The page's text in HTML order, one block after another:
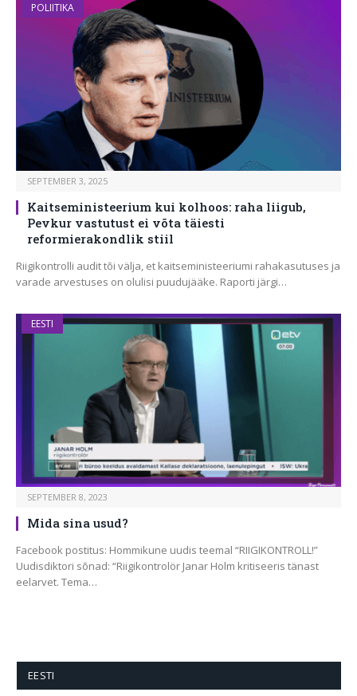
POLIITIKA
SEPTEMBER 3, 2025
Kaitseministeerium kui kolhoos: raha liigub,
Pevkur vastutust ei võta täiesti
reformierakondlik stiil
Riigikontrolli audit tõi välja, et kaitseministeeriumi rahakasutuses ja
varade arvestuses on olulisi puudujääke. Raporti järgi…
EESTI
SEPTEMBER 8, 2023
Mida sina usud?
Facebook postitus: Hommikune uudis teemal “RIIGIKONTROLL!”
Uudisdiktori sõnad: “Riigikontrolör Janar Holm kritiseeris tänast
eelarvet. Tema…
EESTI